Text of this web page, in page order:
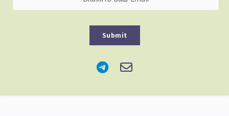
Submit